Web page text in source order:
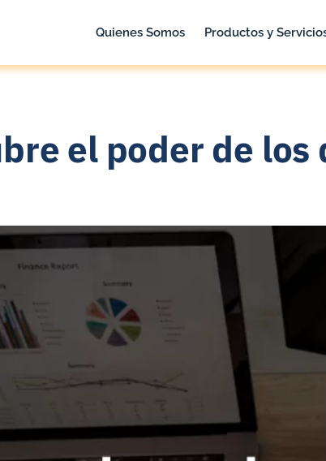
Quienes Somos Productos y
el poder de los